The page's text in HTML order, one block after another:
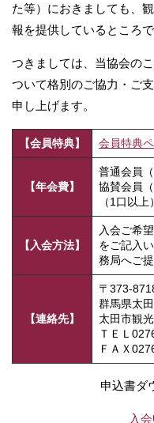
た等）におきましても、
報を提供しているところで
つきましては、当協会の
ついて格別のご協力・ご
申し上げます。
【会員特典】 会員特典
【年会費】
普通会員
協賛会員
（1口以上）
【入会方法】
入会ご希
をご記入
務局へご
【連絡先】
〒373-
群馬県太
太田市観
ＴＥＬ
ＦＡＸ
申込書ダ
入